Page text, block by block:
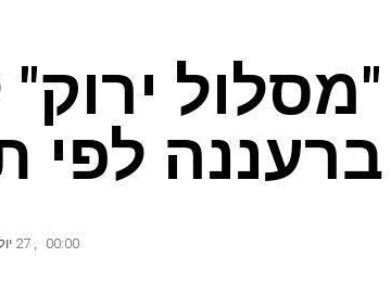
"מסלול ירוק"
ברעננה לפי
00:00
, 27 יולי 2011